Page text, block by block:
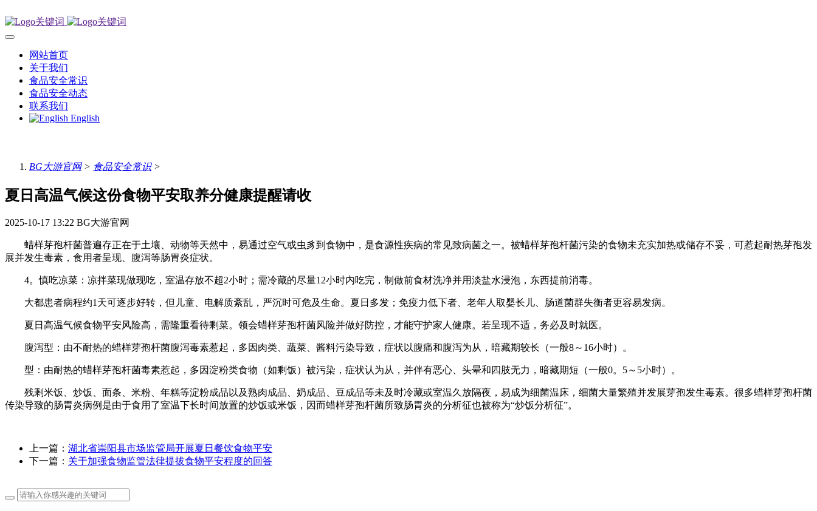
网站首页
关于我们
食品安全常识
食品安全动态
联系我们
English
BG大游官网> 食品安全常识>
夏日高温气候这份食物平安取养分健康提醒请收
2025-10-17 13:22 BG大游官网
蜡样芽孢杆菌普遍存正在于土壤、动物等天然中，易通过空气或虫豸到食物中，是食源性疾病的常见致病菌之一。被蜡样芽孢杆菌污染的食物未充实加热或储存不妥，可惹起耐热芽孢发
展并发生毒素，食用者呈现、腹泻等肠胃炎症状。
4。慎吃凉菜：凉拌菜现做现吃，室温存放不超2小时；需冷藏的尽量12小时内吃完，制做前食材洗净并用淡盐水浸泡，东西提前消毒。
大都患者病程约1天可逐步好转，但儿童、电解质紊乱，严沉时可危及生命。夏日多发；免疫力低下者、老年人取婴长儿、肠道菌群失衡者更容易发病。
夏日高温气候食物平安风险高，需隆重看待剩菜。领会蜡样芽孢杆菌风险并做好防控，才能守护家人健康。若呈现不适，务必及时就医。
腹泻型：由不耐热的蜡样芽孢杆菌腹泻毒素惹起，多因肉类、蔬菜、酱料污染导致，症状以腹痛和腹泻为从，暗藏期较长（一般8～16小时）。
型：由耐热的蜡样芽孢杆菌毒素惹起，多因淀粉类食物（如剩饭）被污染，症状认为从，并伴有恶心、头晕和四肢无力，暗藏期短（一般0。5～5小时）。
‌残剩米饭、炒饭、面条、米粉、年糕等淀粉成品以及熟肉成品、奶成品、豆成品等未及时冷藏或室温久放隔夜，易成为细菌温床，细菌大量繁殖并发展芽孢发生毒素。很多蜡样芽孢杆菌
传染导致的肠胃炎病例是由于食用了室温下长时间放置的炒饭或米饭，因而蜡样芽孢杆菌所致肠胃炎的分析征也被称为“炒饭分析征”。
上一篇： 湖北省崇阳县市场监管局开展夏日餐饮食物平安
下一篇： 关于加强食物监管法律提拔食物平安程度的回答